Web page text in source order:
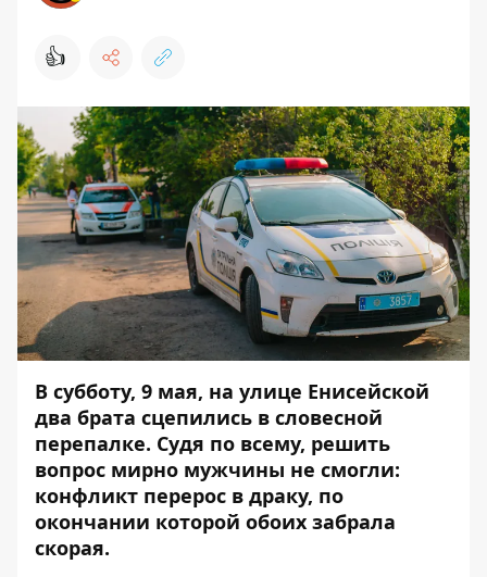
👍
В субботу, 9 мая, на улице Енисейской
два брата сцепились в словесной
перепалке. Судя по всему, решить
вопрос мирно мужчины не смогли:
конфликт перерос в драку, по
окончании которой обоих забрала
скорая.